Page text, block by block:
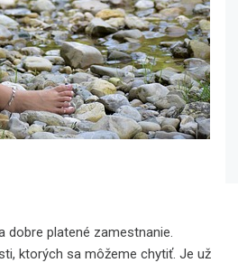
platené zamestnanie.
ktorých sa môžeme chytiť. Je už